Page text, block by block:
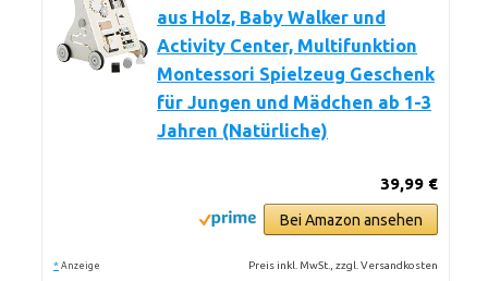
aus Holz, Baby Walker und
Activity Center, Multifunktion
Montessori Spielzeug Geschenk
für Jungen und Mädchen ab 1-3
Jahren (Natürliche)
39,99 €
Bei Amazon ansehen
* Anzeige Preis inkl. MwSt., zzgl. Versandkosten